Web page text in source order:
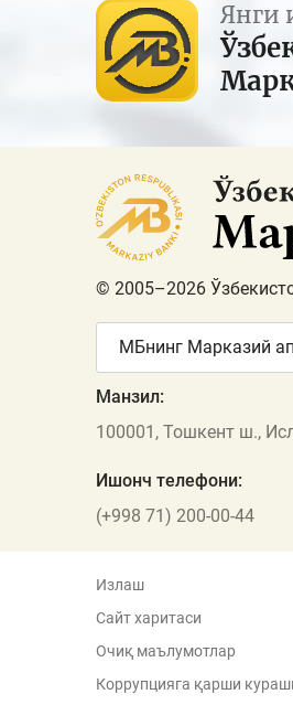
Янги
© 2005–2026
МБнинг Марказий
Манзил:
100001, Тошкент ш.,
Ишонч телефони:
(+998 71) 200-00-44
Излаш
Сайт харитаси
Очиқ маълумотлар
Коррупцияга қарши